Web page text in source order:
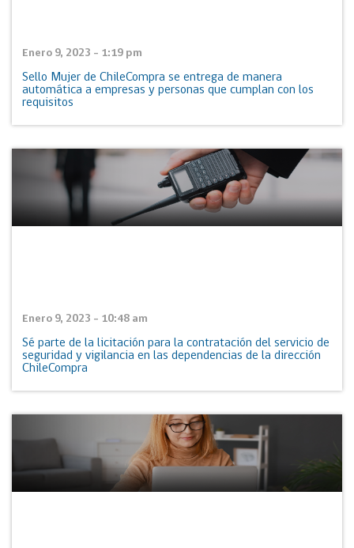
Enero 9, 2023 - 1:19 pm
Sello Mujer de ChileCompra se entrega de manera
automática a empresas y personas que cumplan con los
requisitos
Enero 9, 2023 - 10:48 am
Sé parte de la licitación para la contratación del servicio de
seguridad y vigilancia en las dependencias de la dirección
ChileCompra